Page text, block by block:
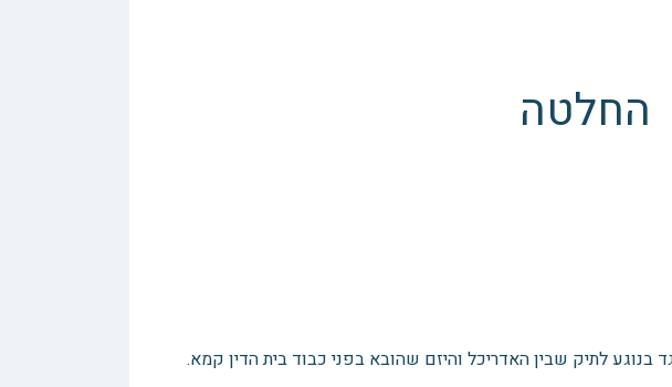
החלטה
בנוגע לתיק שבין האדריכל והיזם שהובא בפני כבוד בית הדין קמא.